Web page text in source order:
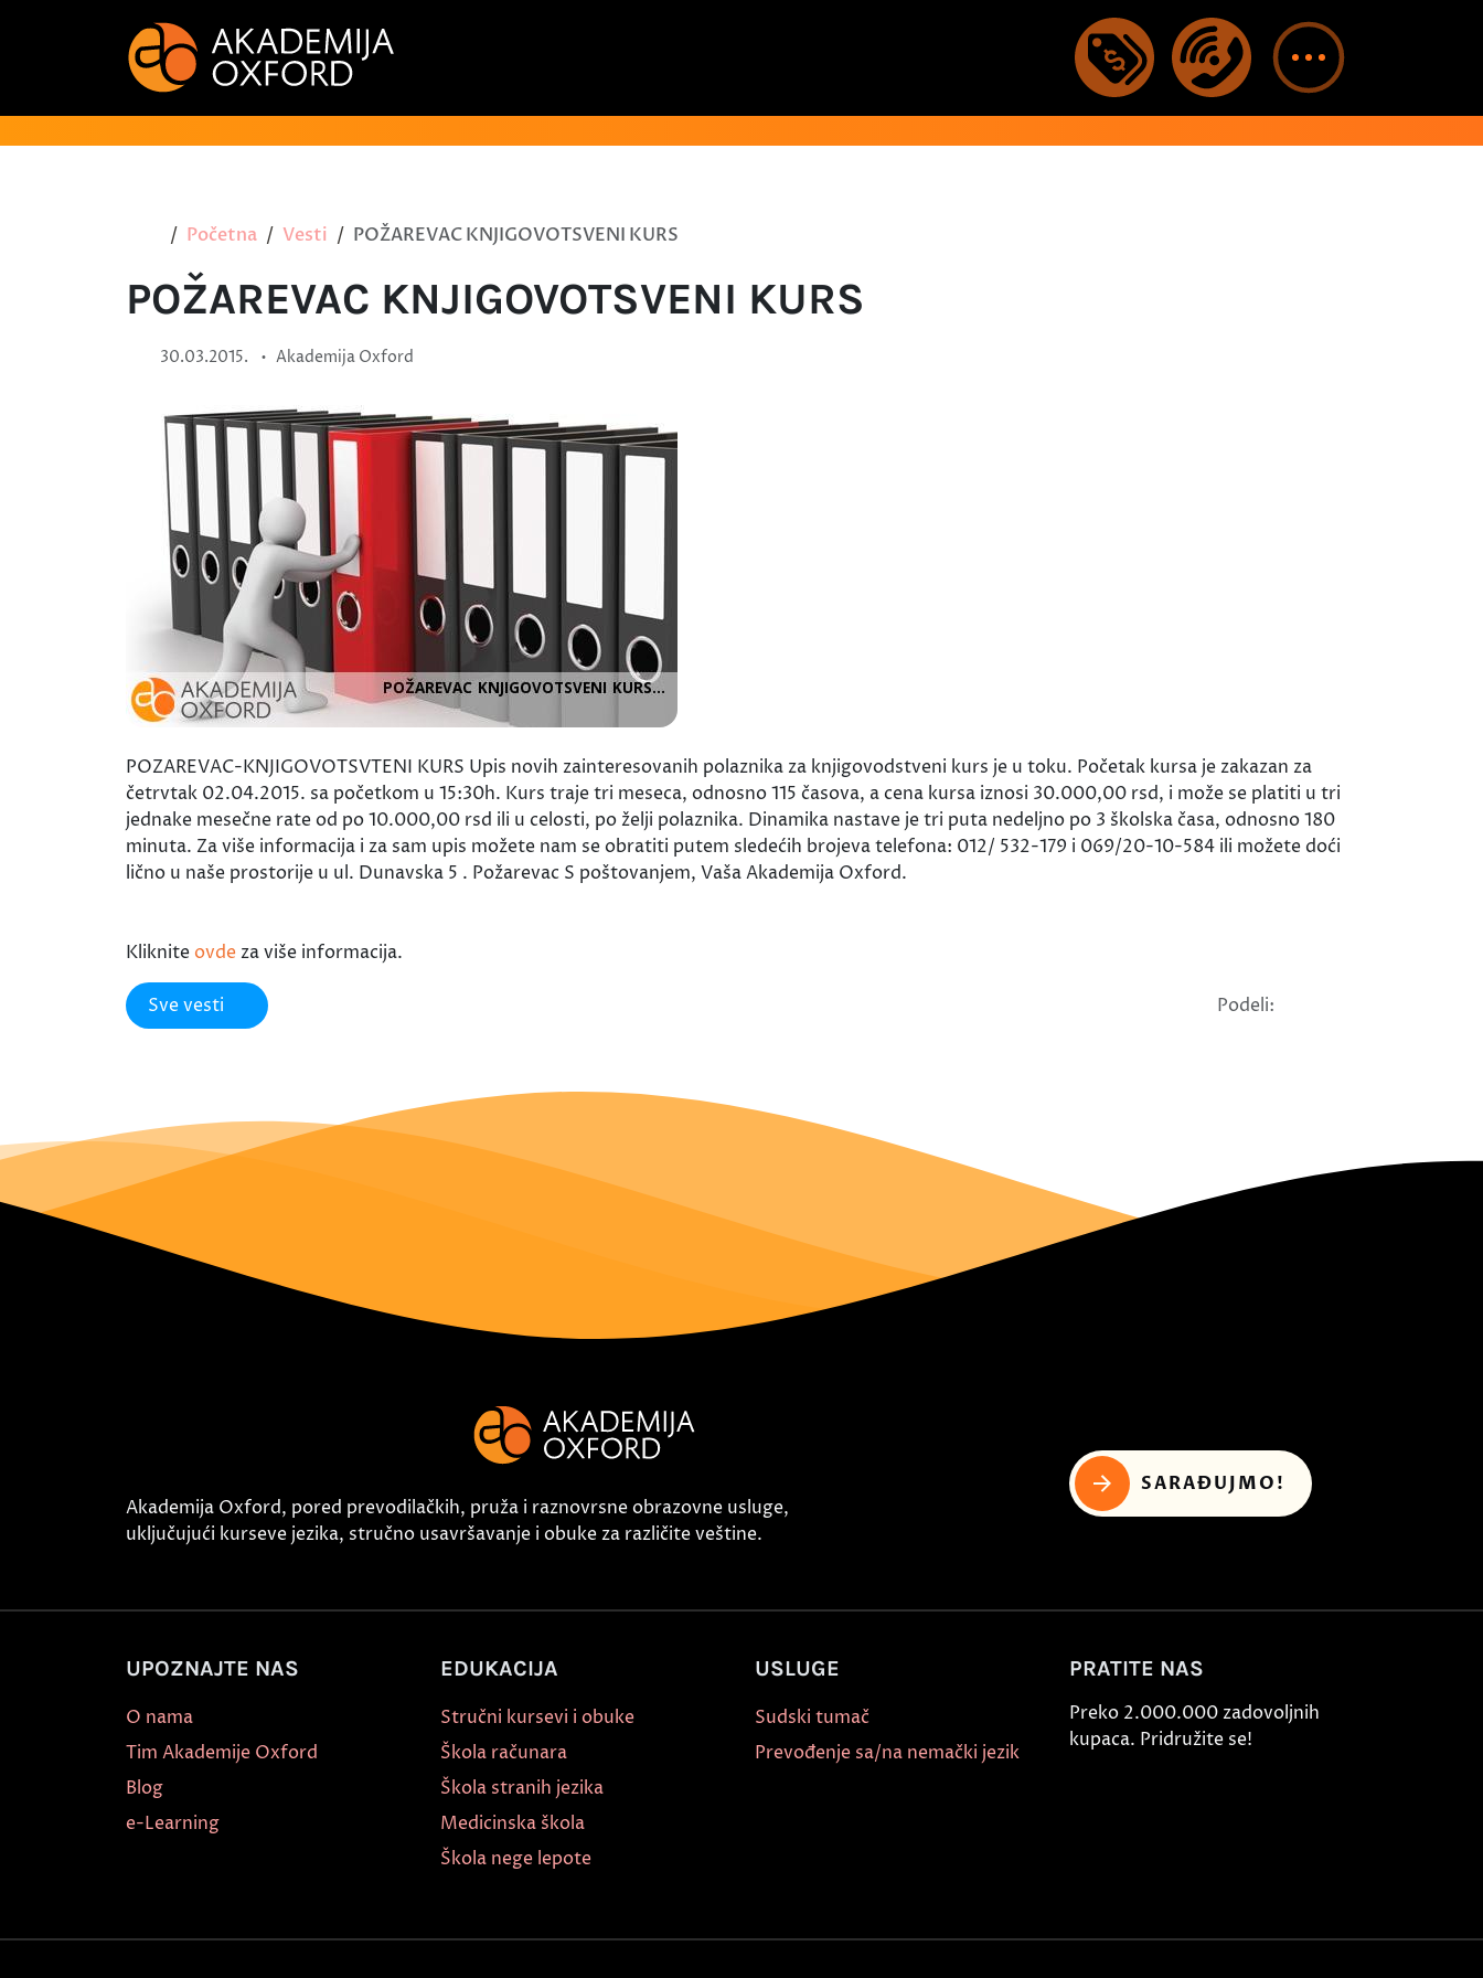
Početna Vesti POŽAREVAC KNJIGOVOTSVENI KURS
POŽAREVAC KNJIGOVOTSVENI KURS
30.03.2015. • Akademija Oxford
POZAREVAC-KNJIGOVOTSVTENI KURS Upis novih zainteresovanih polaznika za knjigovodstveni kurs je u toku. Početak kursa je zakazan za
četrvtak 02.04.2015. sa početkom u 15:30h. Kurs traje tri meseca, odnosno 115 časova, a cena kursa iznosi 30.000,00 rsd, i može se platiti u tri
jednake mesečne rate od po 10.000,00 rsd ili u celosti, po želji polaznika. Dinamika nastave je tri puta nedeljno po 3 školska časa, odnosno 180
minuta. Za više informacija i za sam upis možete nam se obratiti putem sledećih brojeva telefona: 012/ 532-179 i 069/20-10-584 ili možete doći
lično u naše prostorije u ul. Dunavska 5 . Požarevac S poštovanjem, Vaša Akademija Oxford.
Kliknite ovde za više informacija.
Sve vesti Podeli:
Akademija Oxford, pored prevodilačkih, pruža i raznovrsne obrazovne usluge,
uključujući kurseve jezika, stručno usavršavanje i obuke za različite veštine.
SARAĐUJMO!
UPOZNAJTE NAS
O nama
Tim Akademije Oxford
Blog
e-Learning
EDUKACIJA
Stručni kursevi i obuke
Škola računara
Škola stranih jezika
Medicinska škola
Škola nege lepote
USLUGE
Sudski tumač
Prevođenje sa/na nemački jezik
PRATITE NAS
Preko 2.000.000 zadovoljnih
kupaca. Pridružite se!